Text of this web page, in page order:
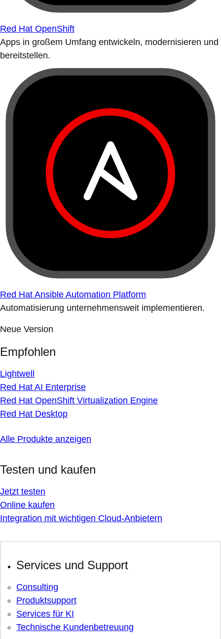
Red Hat OpenShift
Apps in großem Umfang entwickeln, modernisieren und
bereitstellen.
Red Hat Ansible Automation Platform
Automatisierung unternehmensweit implementieren.
Neue Version
Empfohlen
Lightwell
Red Hat AI Enterprise
Red Hat OpenShift Virtualization Engine
Red Hat Desktop
Alle Produkte anzeigen
Testen und kaufen
Jetzt testen
Online kaufen
Integration mit wichtigen Cloud-Anbietern
Services und Support
Consulting
Produktsupport
Services für KI
Technische Kundenbetreuung